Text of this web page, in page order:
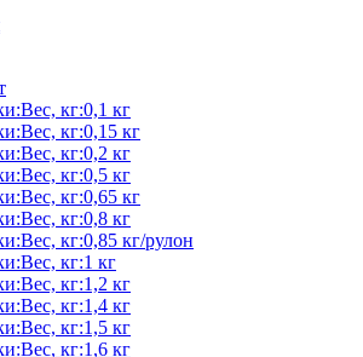
кг:0,1 кг
кг:0,15 кг
кг:0,2 кг
кг:0,5 кг
кг:0,65 кг
кг:0,8 кг
кг:0,85 кг/рулон
кг:1 кг
кг:1,2 кг
кг:1,4 кг
кг:1,5 кг
кг:1,6 кг